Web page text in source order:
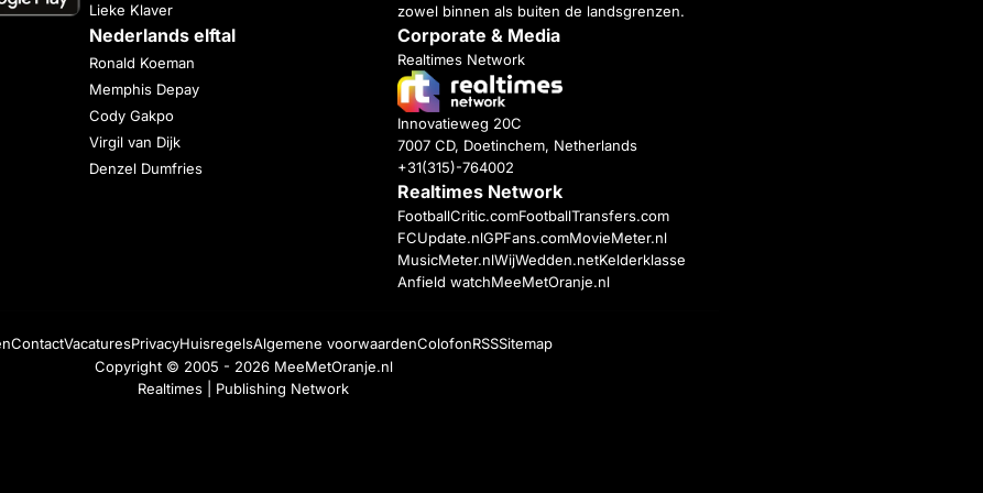
Lieke Klaver
Nederlands elftal
Ronald Koeman
Memphis Depay
Cody Gakpo
Virgil van Dijk
Denzel Dumfries
zowel binnen als buiten de landsgrenzen.
Corporate & Media
Realtimes Network
Innovatieweg 20C
7007 CD, Doetinchem, Netherlands
+31(315)-764002
Realtimes Network
FootballCritic.comFootballTransfers.com
FCUpdate.nlGPFans.comMovieMeter.nl
MusicMeter.nlWijWedden.netKelderklasse
Anfield watchMeeMetOranje.nl
ContactVacaturesPrivacyHuisregelsAlgemene voorwaardenColofonRSSSitemap
Copyright © 2005 - 2026 MeeMetOranje.nl
Realtimes | Publishing Network